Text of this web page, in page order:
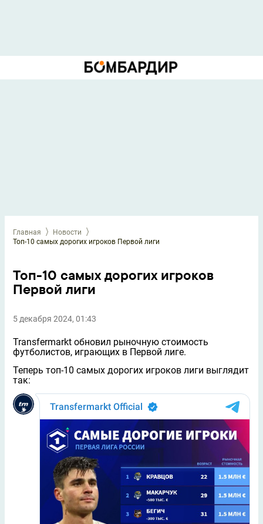
Главная
Новости
Топ-10 самых дорогих игроков Первой лиги
Топ-10 самых дорогих игроков
Первой лиги
5 декабря 2024, 01:43
Transfermarkt обновил рыночную стоимость
футболистов, играющих в Первой лиге.
Теперь топ-10 самых дорогих игроков лиги выглядит
так: